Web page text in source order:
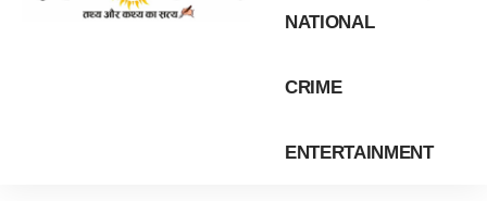
NATIONAL
CRIME
ENTERTAINMENT